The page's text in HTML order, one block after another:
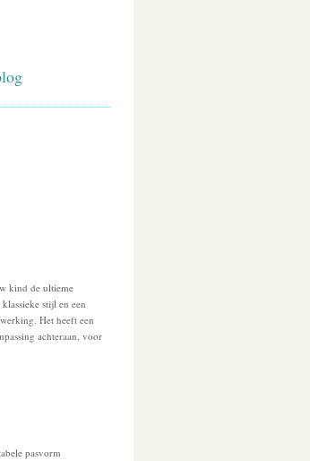
kind de ultieme
stijl en een
Het heeft een
achteraan, voor
pasvorm